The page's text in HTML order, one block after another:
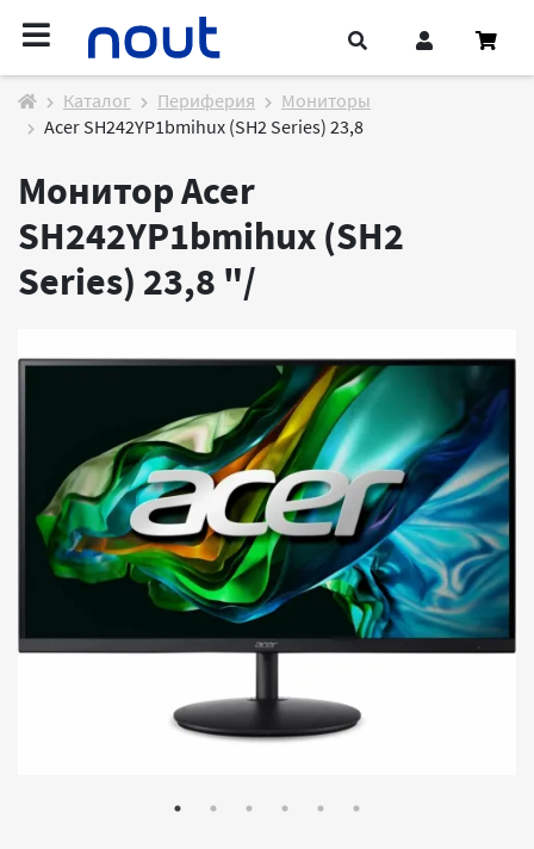
Каталог Периферия
Мониторы
Acer SH242YP1bmihux (SH2 Series) 23,8
Монитор Acer
SH242YP1bmihux (SH2
Series) 23,8 "/